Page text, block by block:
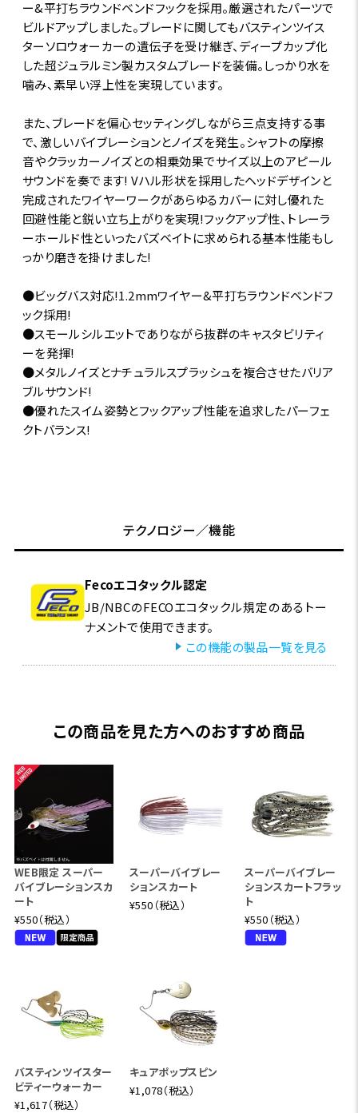
ー&平打ちラウンドベンドフックを採用。厳選されたパーツで
ビルドアップしました。ブレードに関してもバスティンツイス
ターソロウォーカーの遺伝子を受け継ぎ、ディープカップ化
した超ジュラルミン製カスタムブレードを装備。しっかり水を
噛み、素早い浮上性を実現しています。
また、ブレードを偏心セッティングしながら三点支持する事
で、激しいバイブレーションとノイズを発生。シャフトの摩擦
音やクラッカーノイズとの相乗効果でサイズ以上のアピール
サウンドを奏でます! Vハル形状を採用したヘッドデザインと
完成されたワイヤーワークがあらゆるカバーに対し優れた
回避性能と鋭い立ち上がりを実現!フックアップ性、トレーラ
ーホールド性といったバズベイトに求められる基本性能もし
っかり磨きを掛けました!
●ビッグバス対応!1.2mmワイヤー&平打ちラウンドベンドフ
ック採用!
●スモールシルエットでありながら抜群のキャスタビリティ
ーを発揮!
●メタルノイズとナチュラルスプラッシュを複合させたバリア
ブルサウンド!
●優れたスイム姿勢とフックアップ性能を追求したパーフェ
クトバランス!
テクノロジー／機能
Fecoエコタックル認定
JB/NBCのFECOエコタックル規定のあるトー
ナメントで使用できます。
この機能の製品一覧を見る
この商品を見た方へのおすすめ商品
WEB限定 スーパー
バイブレーションスカ
ート
¥550（税込）
スーパーバイブレー
ションスカート
¥550（税込）
スーパーバイブレー
ションスカートフラッ
ト
¥550（税込）
バスティンツイスター
ビティーウォーカー
¥1,617（税込）
キュアポップスピン
¥1,078（税込）